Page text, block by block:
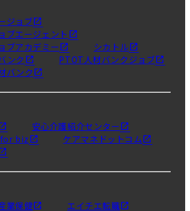
ジョブ
ブエージェント
ブアカデミー
シカトル
ンク
PTOT人材バンクジョブ
バンク
安心介護紹介センター
biz
ケアマネドットコム
業保健 エイチエ転職